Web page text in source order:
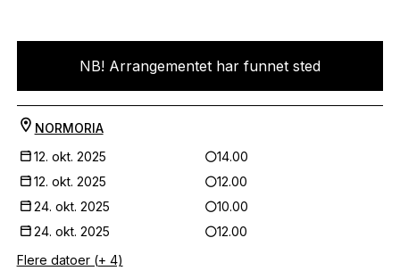
NB! Arrangementet har funnet sted
NORMORIA
12. okt. 2025
14.00
12. okt. 2025
12.00
24. okt. 2025
10.00
24. okt. 2025
12.00
Flere datoer (+ 4)